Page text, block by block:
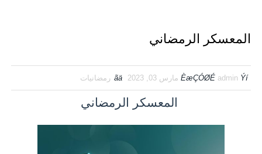
المعسكر الرمضاني
ÈæÇÓØÉ admin Ýí مارس 03, 2023 ãä رمضانيات
المعسكر الرمضاني